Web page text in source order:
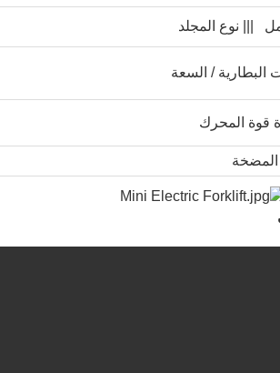
||| نوع المجلد
البطارية / السعة
قوة المحرك
المضخة